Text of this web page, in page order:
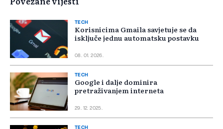
TECH
Korisnicima Gmaila savjetuje se da
isključe jednu automatsku postavku
08. 01. 2026.
TECH
Google i dalje dominira
pretraživanjem interneta
29. 12. 2025.
TECH